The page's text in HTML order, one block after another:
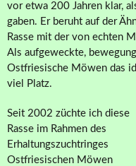
vor etwa 200 Jahren klar,
gaben. Er beruht auf der
Rasse mit der von echten
Als aufgeweckte,
Ostfriesische Möwen das
viel Platz.
Seit 2002 züchte ich diese
Rasse im Rahmen des
Erhaltungszuchtringes
Ostfriesischen Möwen